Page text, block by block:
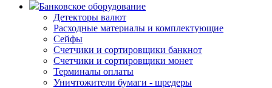
Банковское оборудование
Детекторы валют
Расходные материалы и комплектующие
Сейфы
Счетчики и сортировщики банкнот
Счетчики и сортировщики монет
Терминалы оплаты
Уничтожители бумаги - шредеры